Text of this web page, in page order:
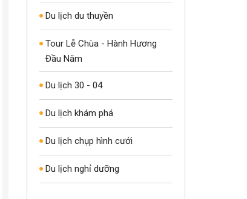
Du lịch du thuyền
Tour Lễ Chùa - Hành Hương
Đầu Năm
Du lịch 30 - 04
Du lịch khám phá
Du lịch chụp hình cưới
Du lịch nghỉ dưỡng